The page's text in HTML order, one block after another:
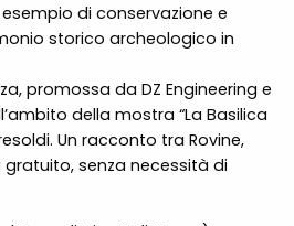
di conservazione e
storico archeologico in
promossa da DZ Engineering e
della mostra “La Basilica
Un racconto tra Rovine,
gratuito, senza necessità di